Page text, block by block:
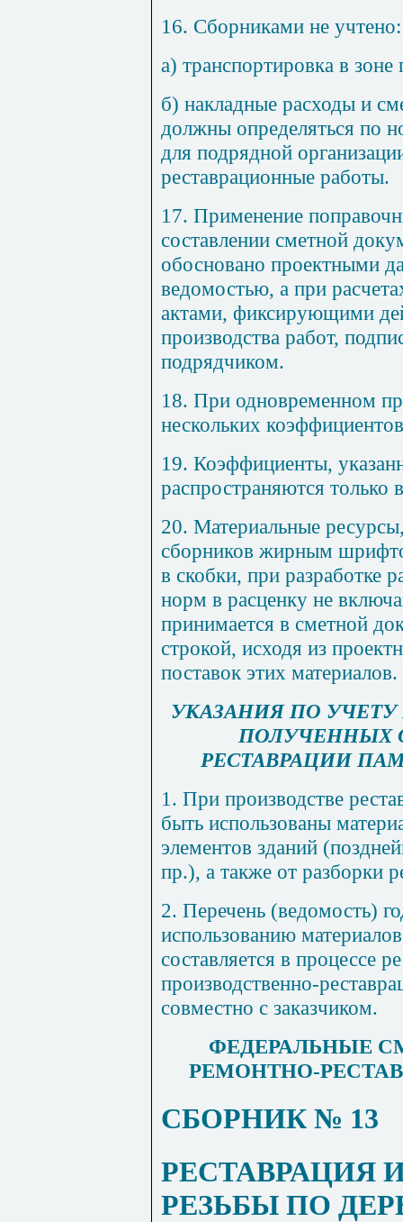
16. Сборниками не учтено:
а) транспортировка в
б) накладные расходы и
должны определяться по
для подрядной
реставрационные работы.
17. Применение
составлении сметной
обосновано проектными
ведомостью, а при
актами, фиксирующими
производства работ,
подрядчиком.
18. При одновременном
нескольких
19. Коэффициенты,
распространяются только
20. Материальные
сборников жирным
в скобки, при разработке
норм в расценку не
принимается в сметной
строкой, исходя из
поставок этих материалов.
УКАЗАНИЯ ПО УЧЕТУ
ПОЛУЧЕННЫХ
РЕСТАВРАЦИИ
1. При производстве
быть использованы
элементов зданий
пр.), а также от разборки
2. Перечень (ведомость)
использованию
составляется в процессе
производственно-
совместно с заказчиком.
ФЕДЕРАЛЬНЫЕ
РЕМОНТНО-
СБОРНИК № 13
РЕСТАВРАЦИЯ
РЕЗЬБЫ ПО